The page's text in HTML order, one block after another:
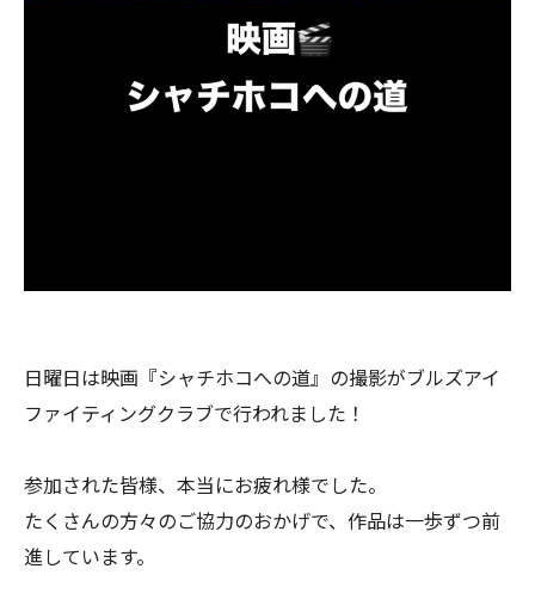
日曜日は映画『シャチホコへの道』の撮影がブルズアイ
ファイティングクラブで行われました！
参加された皆様、本当にお疲れ様でした。
たくさんの方々のご協力のおかげで、作品は一歩ずつ前
進しています。